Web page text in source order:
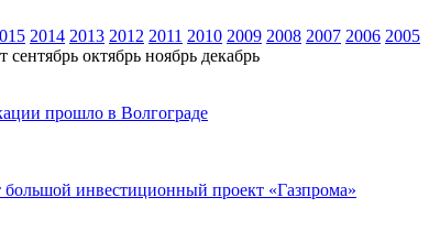
2014 2013 2012 2011 2010 2009 2008 2007 2006 2005
сентябрь октябрь ноябрь декабрь
прошло в Волгограде
большой инвестиционный проект «Газпрома»